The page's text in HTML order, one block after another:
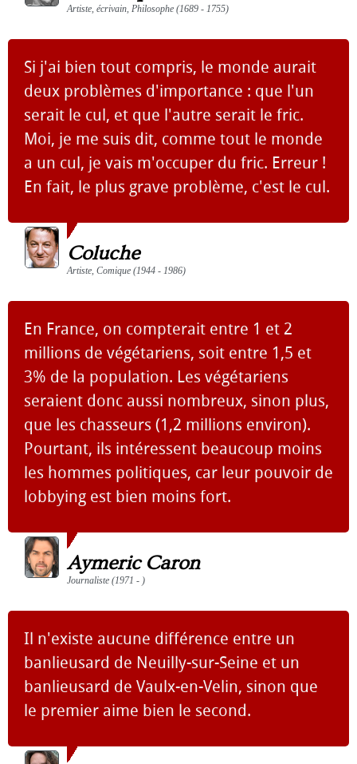
Artiste, écrivain, Philosophe (1689 - 1755)
Si j'ai bien tout compris, le monde aurait
deux problèmes d'importance : que l'un
serait le cul, et que l'autre serait le fric.
Moi, je me suis dit, comme tout le monde
a un cul, je vais m'occuper du fric. Erreur !
En fait, le plus grave problème, c'est le cul.
Coluche
Artiste, Comique (1944 - 1986)
En France, on compterait entre 1 et 2
millions de végétariens, soit entre 1,5 et
3% de la population. Les végétariens
seraient donc aussi nombreux, sinon plus,
que les chasseurs (1,2 millions environ).
Pourtant, ils intéressent beaucoup moins
les hommes politiques, car leur pouvoir de
lobbying est bien moins fort.
Aymeric Caron
Journaliste (1971 - )
Il n'existe aucune différence entre un
banlieusard de Neuilly-sur-Seine et un
banlieusard de Vaulx-en-Velin, sinon que
le premier aime bien le second.